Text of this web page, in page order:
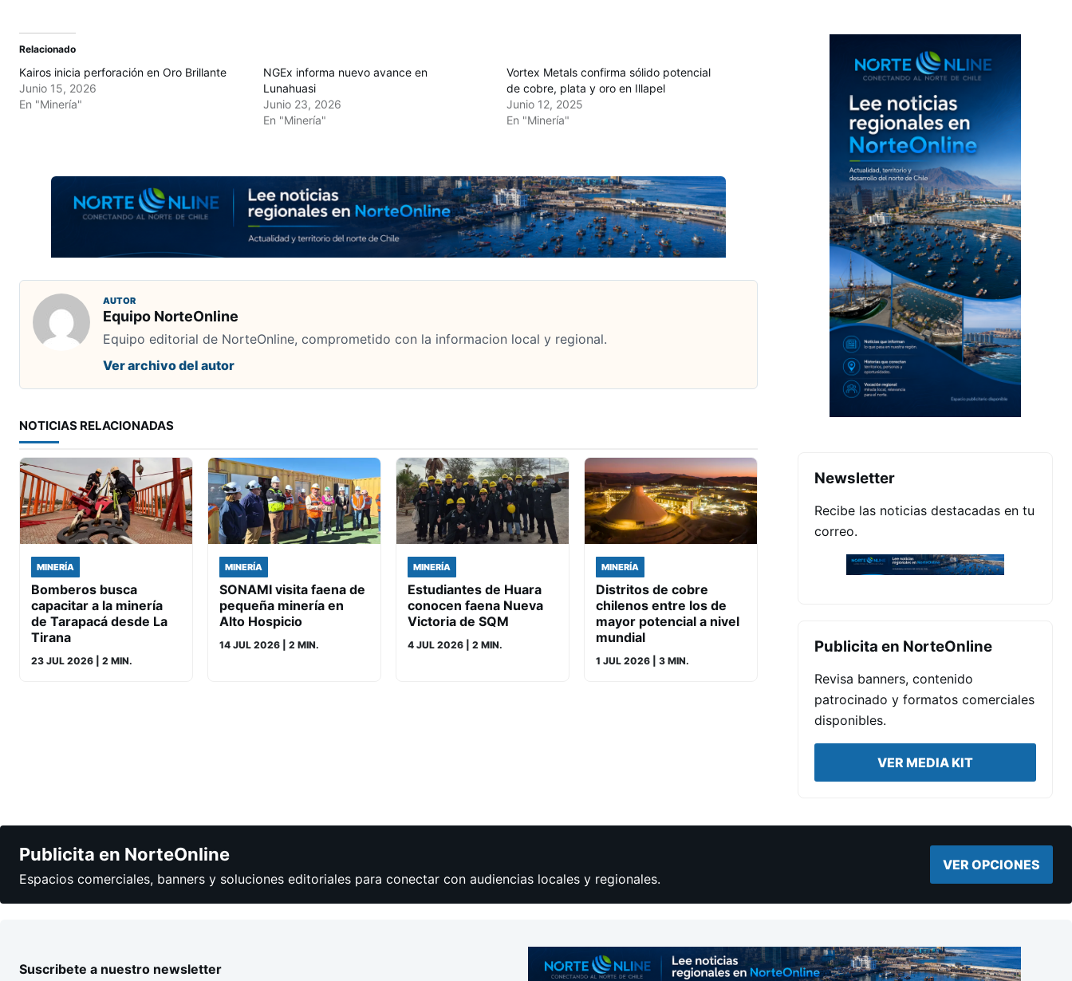
Relacionado
Kairos inicia perforación en Oro Brillante
Junio 15, 2026
En "Minería"
NGEx informa nuevo avance en
Lunahuasi
Junio 23, 2026
En "Minería"
Vortex Metals confirma sólido potencial
de cobre, plata y oro en Illapel
Junio 12, 2025
En "Minería"
AUTOR
Equipo NorteOnline
Equipo editorial de NorteOnline, comprometido con la informacion local y regional.
Ver archivo del autor
NOTICIAS RELACIONADAS
MINERÍA
Bomberos busca
capacitar a la minería
de Tarapacá desde La
Tirana
23 JUL 2026 | 2 MIN.
MINERÍA
SONAMI visita faena de
pequeña minería en
Alto Hospicio
14 JUL 2026 | 2 MIN.
MINERÍA
Estudiantes de Huara
conocen faena Nueva
Victoria de SQM
4 JUL 2026 | 2 MIN.
MINERÍA
Distritos de cobre
chilenos entre los de
mayor potencial a nivel
mundial
1 JUL 2026 | 3 MIN.
Newsletter
Recibe las noticias destacadas en tu
correo.
Publicita en NorteOnline
Revisa banners, contenido
patrocinado y formatos comerciales
disponibles.
VER MEDIA KIT
Publicita en NorteOnline
Espacios comerciales, banners y soluciones editoriales para conectar con audiencias locales y regionales.
VER OPCIONES
Suscribete a nuestro newsletter